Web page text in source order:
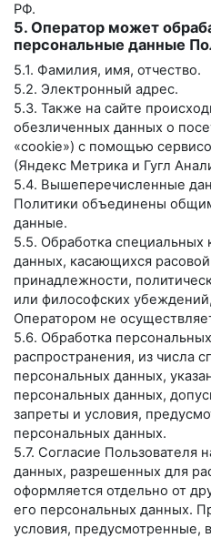
РФ.
5. Оператор может
персональные данные
5.1. Фамилия, имя, отчество.
5.2. Электронный адрес.
5.3. Также на сайте
обезличенных данных о
«cookie») с помощью
(Яндекс Метрика и Гугл
5.4. Вышеперечисленные
Политики объединены
данные.
5.5. Обработка специальных
данных, касающихся
принадлежности,
или философских
Оператором не
5.6. Обработка
распространения, из числа
персональных данных,
персональных данных,
запреты и условия,
персональных данных.
5.7. Согласие Пользователя
данных, разрешенных для
оформляется отдельно от
его персональных данных.
условия, предусмотренные,